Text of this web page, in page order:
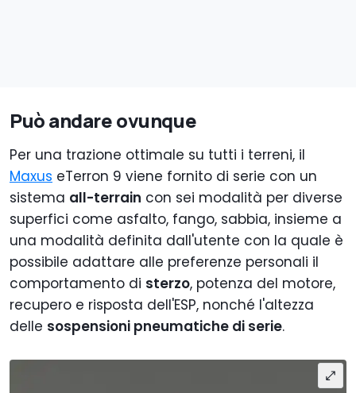
Può andare ovunque
Per una trazione ottimale su tutti i terreni, il
Maxus eTerron 9 viene fornito di serie con un
sistema all-terrain con sei modalità per diverse
superfici come asfalto, fango, sabbia, insieme a
una modalità definita dall'utente con la quale è
possibile adattare alle preferenze personali il
comportamento di sterzo, potenza del motore,
recupero e risposta dell'ESP, nonché l'altezza
delle sospensioni pneumatiche di serie.